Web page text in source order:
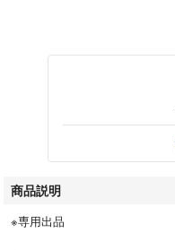
商品説明
※専用出品